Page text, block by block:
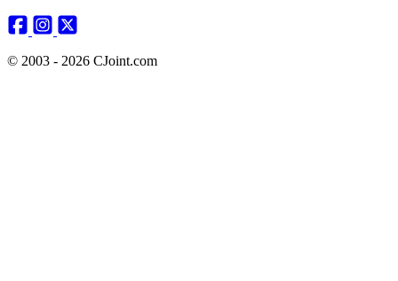
© 2003 - 2026 CJoint.com